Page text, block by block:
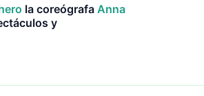
la coreógrafa Anna
y